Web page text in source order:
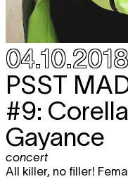
04.10.2018
PSST
#9:
Gayance
concert
All killer, no filler!